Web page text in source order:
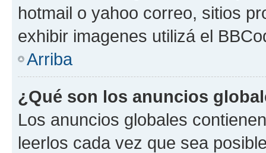
hotmail o yahoo correo, sitios
exhibir imagenes utilizá el
Arriba
¿Qué son los anuncios
Los anuncios globales
leerlos cada vez que sea